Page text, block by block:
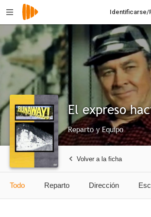
Identificarse/
Reparto y Equipo
Volver a la ficha
Todo Reparto Dirección